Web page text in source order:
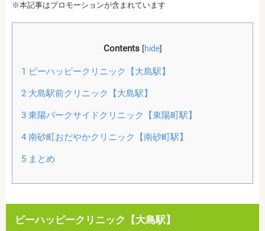
※本記事はプロモーションが含まれています
Contents [hide]
1 ビーハッピークリニック【大島駅】
2大島駅前クリニック【大島駅】
3東陽パークサイドクリニック【東陽町駅】
4南砂町おだやかクリニック【南砂町駅】
5まとめ
ビーハッピークリニック【大島駅】